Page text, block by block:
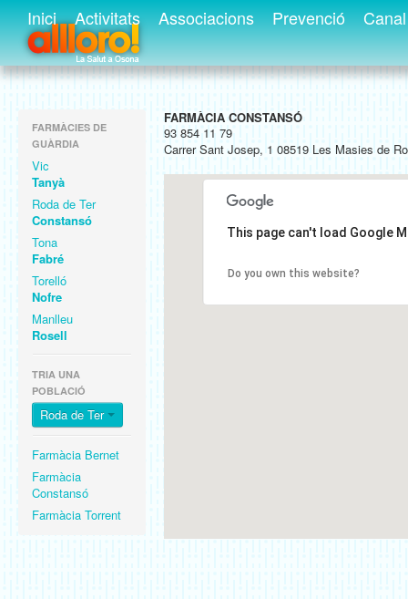
Inici Activitats Associacions Prevenció
FARMÀCIES DE
GUÀRDIA
Vic
Tanyà
Roda de Ter
Constansó
Tona
Fabré
Torelló
Nofre
Manlleu
Rosell
TRIA UNA
POBLACIÓ
Roda de Ter
Farmàcia Bernet
Farmàcia
Constansó
Farmàcia Torrent
FARMÀCIA CONSTANSÓ
93 854 11 79
Carrer Sant Josep, 1 08519 Les Masies de
This page can't load Google
Do you own this website?